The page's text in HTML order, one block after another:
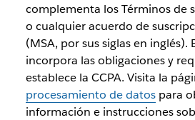
complementa los Términos de
o cualquier acuerdo de
(MSA, por sus siglas en inglés).
incorpora las obligaciones y
establece la CCPA. Visita la
procesamiento de datospara
información e instrucciones